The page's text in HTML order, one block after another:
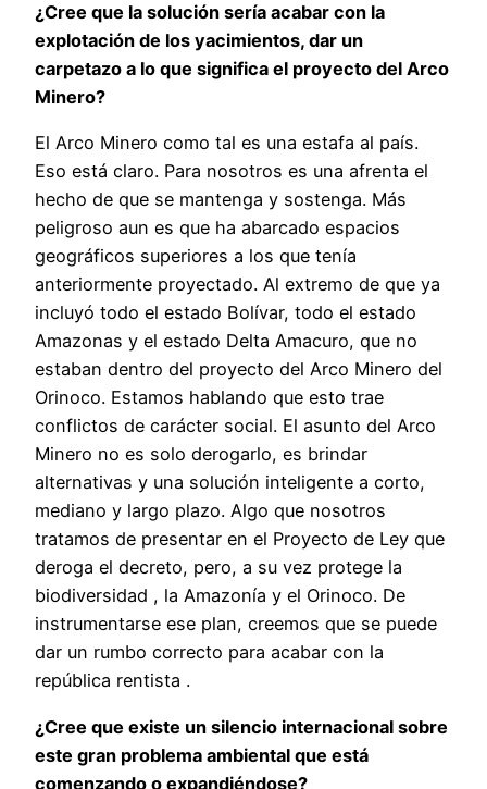
¿Cree que la solución sería acabar con la
explotación de los yacimientos, dar un
carpetazo a lo que significa el proyecto del Arco
Minero?
El Arco Minero como tal es una estafa al país.
Eso está claro. Para nosotros es una afrenta el
hecho de que se mantenga y sostenga. Más
peligroso aun es que ha abarcado espacios
geográficos superiores a los que tenía
anteriormente proyectado. Al extremo de que ya
incluyó todo el estado Bolívar, todo el estado
Amazonas y el estado Delta Amacuro, que no
estaban dentro del proyecto del Arco Minero del
Orinoco. Estamos hablando que esto trae
conflictos de carácter social. El asunto del Arco
Minero no es solo derogarlo, es brindar
alternativas y una solución inteligente a corto,
mediano y largo plazo. Algo que nosotros
tratamos de presentar en el Proyecto de Ley que
deroga el decreto, pero, a su vez protege la
biodiversidad , la Amazonía y el Orinoco. De
instrumentarse ese plan, creemos que se puede
dar un rumbo correcto para acabar con la
república rentista .
¿Cree que existe un silencio internacional sobre
este gran problema ambiental que está
comenzando o expandiéndose?